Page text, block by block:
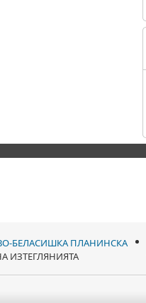
БЕЛАСИШКА ПЛАНИНСКА
ИЗТЕГЛЯНИЯТА